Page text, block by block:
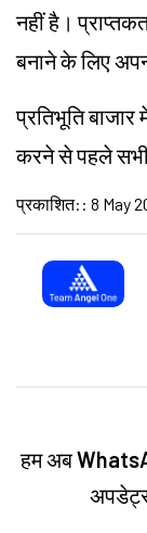
नहीं है।
बनाने के लिए
प्रतिभूति
करने से पहले सभी
प्रकाशित: : 8 May
हम अब